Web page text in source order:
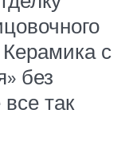
с
без
так